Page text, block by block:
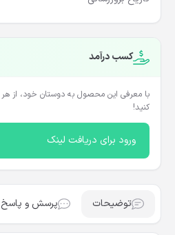
تاریخ بروزرسانی
کنید!
ورود برای دریافت لینک
توضیحات پرسش و پاسخ